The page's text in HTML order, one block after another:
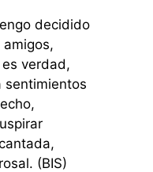
decidido
verdad,
sentimientos
(BIS)